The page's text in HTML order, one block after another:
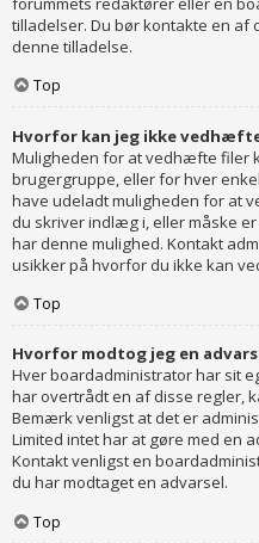
tilladelser. Du bør kontakte en af
denne tilladelse.
Top
Hvorfor kan jeg ikke
Muligheden for at vedhæfte filer
brugergruppe, eller for hver
have udeladt muligheden for at
du skriver indlæg i, eller måske
har denne mulighed. Kontakt
usikker på hvorfor du ikke kan
Top
Hvorfor modtog jeg en
Hver boardadministrator har sit
har overtrådt en af disse regler,
Bemærk venligst at det er
Limited intet har at gøre med en
Kontakt venligst en
du har modtaget en advarsel.
Top